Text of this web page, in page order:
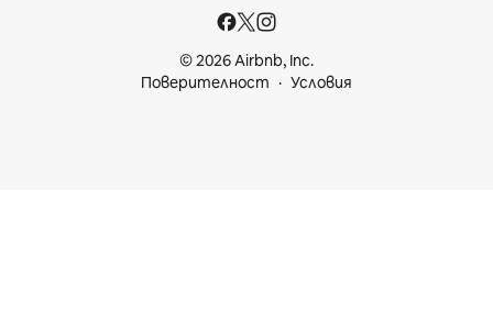
© 2026 Airbnb, Inc.
Поверителност
Условия